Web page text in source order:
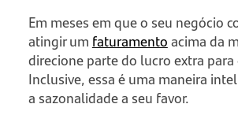
Em meses em que o seu negócio
atingir um faturamentoacima da
direcione parte do lucro extra para
Inclusive, essa é uma maneira
a sazonalidade a seu favor.